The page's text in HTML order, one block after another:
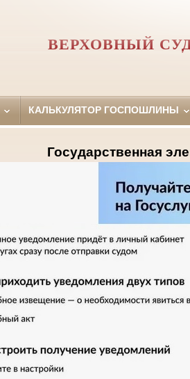
ВЕРХОВНЫЙ
КАЛЬКУЛЯТОР ГОСПОШЛИНЫ
Государственная